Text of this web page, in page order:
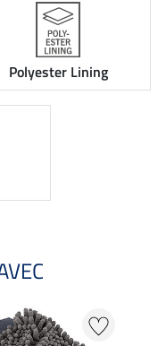
Polyester Lining